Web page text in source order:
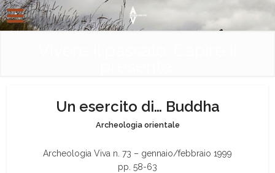
Un esercito di… Buddha
Archeologia orientale
Archeologia Viva n. 73 – gennaio/febbraio 1999
pp. 58-63